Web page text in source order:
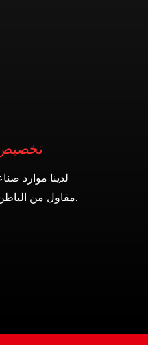
تخصيص
مقاول من الباطن من أجل تحقيق أقصى رضا للعميل.